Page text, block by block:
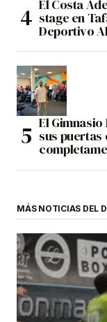
El Costa
stage en
Deportivo
El
sus
MÁS NOTICIAS DEL